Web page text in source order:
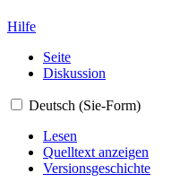
Hilfe
Seite
Diskussion
Deutsch (Sie-Form)
Lesen
Quelltext anzeigen
Versionsgeschichte